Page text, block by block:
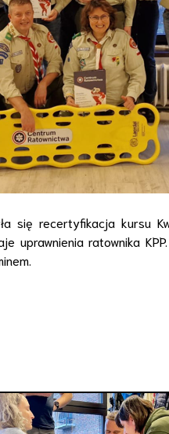
się recertyfikacja kursu
uprawnienia ratownika